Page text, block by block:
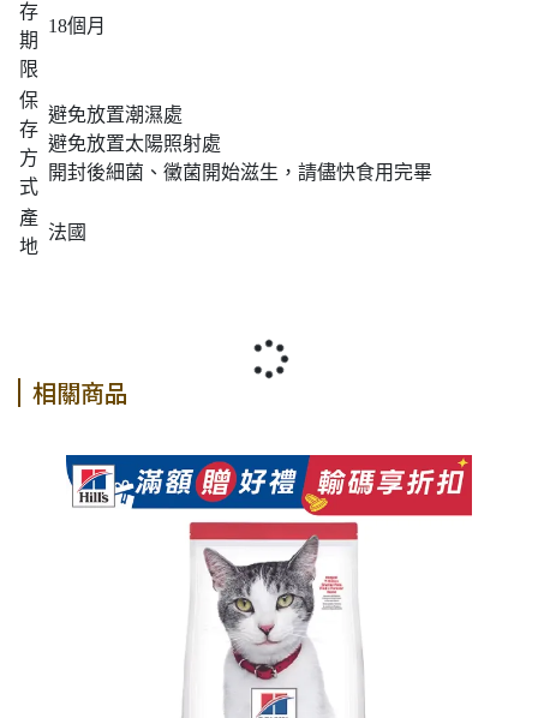
存
期
限
18個月
保
存
方
式
避免放置潮濕處
避免放置太陽照射處
開封後細菌、黴菌開始滋生，請儘快食用完畢
產
地
法國
相關商品